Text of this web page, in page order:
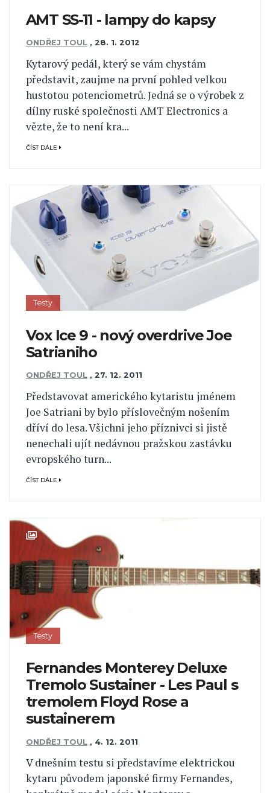
AMT SS-11 - lampy do kapsy
ONDŘEJ TOUL , 28. 1. 2012
Kytarový pedál, který se vám chystám
představit, zaujme na první pohled velkou
hustotou potenciometrů. Jedná se o výrobek z
dílny ruské společnosti AMT Electronics a
vězte, že to není kra...
ČÍST DÁLE
Testy
Vox Ice 9 - nový overdrive Joe
Satrianiho
ONDŘEJ TOUL , 27. 12. 2011
Představovat amerického kytaristu jménem
Joe Satriani by bylo příslovečným nošením
dříví do lesa. Všichni jeho příznivci si jistě
nenechali ujít nedávnou pražskou zastávku
evropského turn...
ČÍST DÁLE
Testy
Fernandes Monterey Deluxe
Tremolo Sustainer - Les Paul s
tremolem Floyd Rose a
sustainerem
ONDŘEJ TOUL , 4. 12. 2011
V dnešním testu si představíme elektrickou
kytaru původem japonské firmy Fernandes,